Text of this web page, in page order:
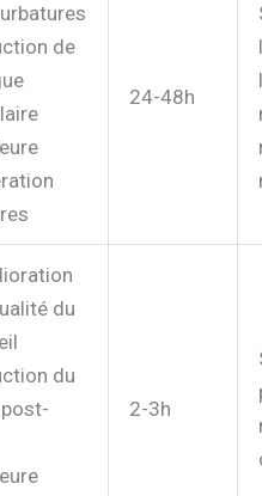
de
24-48h
du
du
2-3h